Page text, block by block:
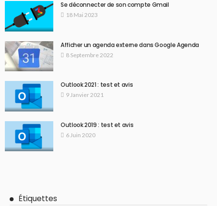
Se déconnecter de son compte Gmail
18 Mai 2023
Afficher un agenda externe dans Google Agenda
8 Septembre 2022
Outlook 2021 : test et avis
9 Janvier 2021
Outlook 2019 : test et avis
6 Juin 2020
Étiquettes